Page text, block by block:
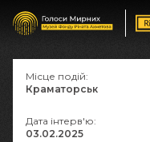
Місце подій:
Краматорськ
Дата інтерв'ю:
03.02.2025